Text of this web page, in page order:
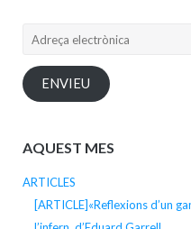
Adreça
ENVIEU
AQUEST MES
ARTICLES
[ARTICLE]«Reflexions d’un